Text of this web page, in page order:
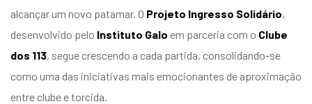
alcançar um novo patamar. O Projeto Ingresso Solidário,
desenvolvido pelo Instituto Galo em parceria com o Clube
dos 113, segue crescendo a cada partida, consolidando-se
como uma das iniciativas mais emocionantes de aproximação
entre clube e torcida.